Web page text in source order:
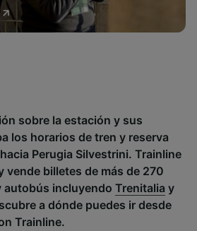
sobre la estación y sus
los horarios de tren y reserva
Perugia Silvestrini. Trainline
vende billetes de más de 270
autobús incluyendo Trenitalia y
a dónde puedes ir desde
Trainline.